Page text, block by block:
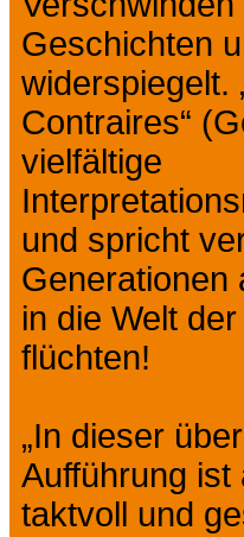
Geschichten
widerspiegelt.
Contraires“
vielfältige
und spricht
Generationen
in die Welt
flüchten!
„In dieser
Aufführung ist
taktvoll und